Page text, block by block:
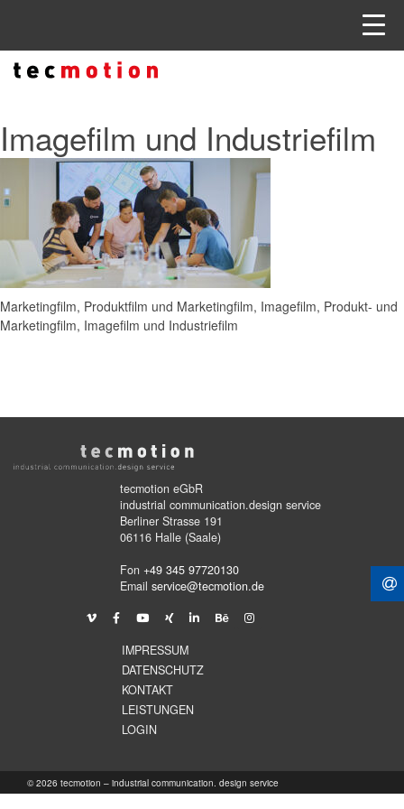
Imagefilm und Industriefilm
Marketingfilm, Produktfilm und Marketingfilm, Imagefilm, Produkt- und
Marketingfilm, Imagefilm und Industriefilm
tecmotion eGbR
industrial communication.design service
Berliner Strasse 191
06116 Halle (Saale)
Fon +49 345 97720130
Email service@tecmotion.de
IMPRESSUM
DATENSCHUTZ
KONTAKT
LEISTUNGEN
LOGIN
© 2026 tecmotion – industrial communication. design service